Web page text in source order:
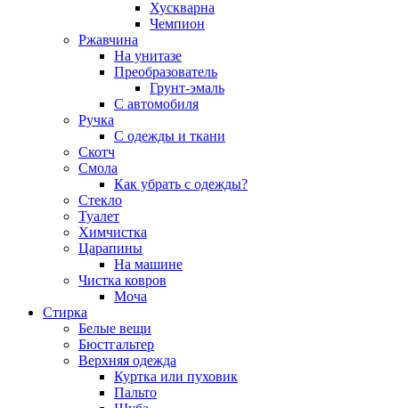
Хускварна
Чемпион
Ржавчина
На унитазе
Преобразователь
Грунт-эмаль
С автомобиля
Ручка
С одежды и ткани
Скотч
Смола
Как убрать с одежды?
Стекло
Туалет
Химчистка
Царапины
На машине
Чистка ковров
Моча
Стирка
Белые вещи
Бюстгальтер
Верхняя одежда
Куртка или пуховик
Пальто